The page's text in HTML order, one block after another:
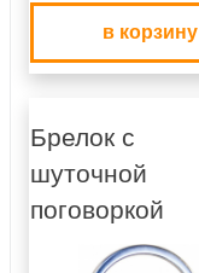
в корзину
Брелок с
шуточной
поговоркой